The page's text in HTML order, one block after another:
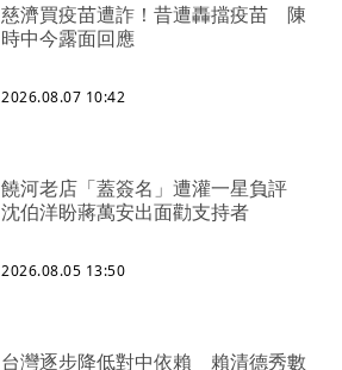
慈濟買疫苗遭詐！昔遭轟擋疫苗 陳
時中今露面回應
2026.08.07 10:42
饒河老店「蓋簽名」遭灌一星負評
沈伯洋盼蔣萬安出面勸支持者
2026.08.05 13:50
台灣逐步降低對中依賴 賴清德秀數